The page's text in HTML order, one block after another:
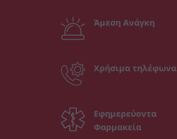
Άμεση Ανάγκη
Χρήσιμα τηλέφωνα
Εφημερεύοντα
Φαρμακεία